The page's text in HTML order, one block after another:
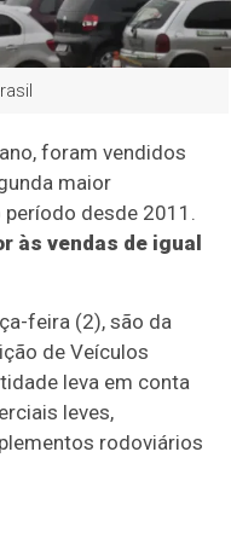
foram vendidos
maior
desde 2011.
às vendas de igual
feira (2), são da
de Veículos
leva em conta
leves,
rodoviários